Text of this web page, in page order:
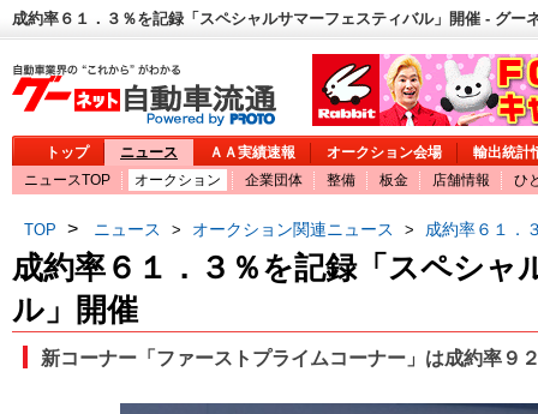
成約率６１．３％を記録「スペシャルサマーフェスティバル」開催 - グー
トップ ニュース ＡＡ実績速報 オークション会場
輸出統計
ニュースTOP
オークション 企業団体 整備 板金 店舗情報 ひ
TOP > ニュース > オークション関連ニュース > 成約率６１．
成約率６１．３％を記録「スペシャ
ル」開催
新コーナー「ファーストプライムコーナー」は成約率９